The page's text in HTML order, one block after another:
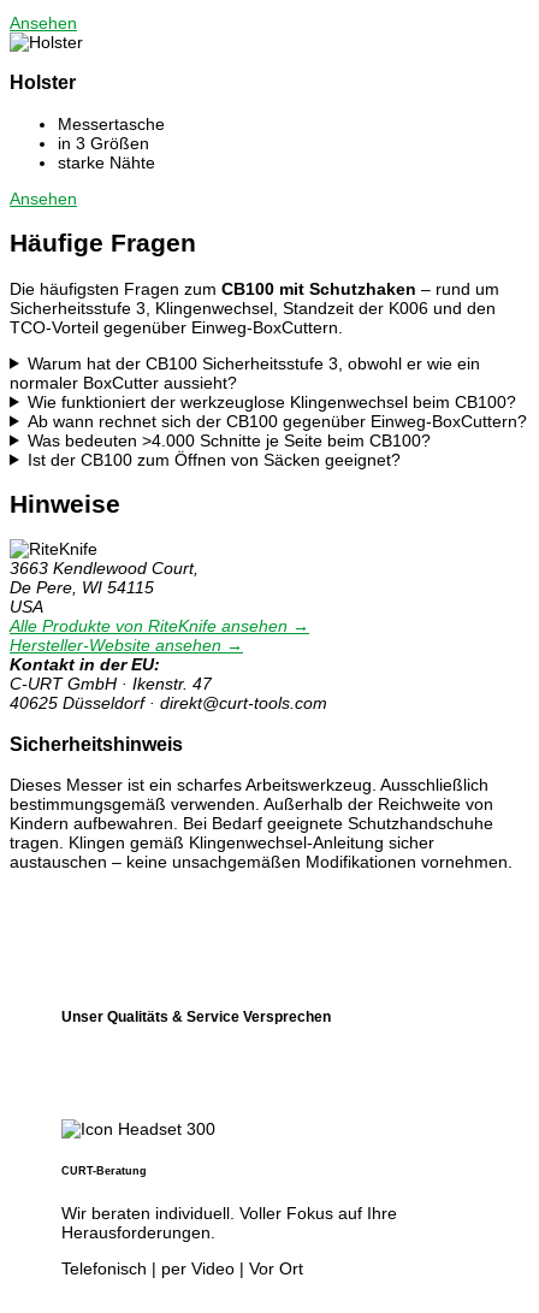
Ansehen
Holster
Messertasche
in 3 Größen
starke Nähte
Ansehen
Häufige Fragen
Die häufigsten Fragen zum CB100 mit Schutzhaken – rund um
Sicherheitsstufe 3, Klingenwechsel, Standzeit der K006 und den
TCO-Vorteil gegenüber Einweg-BoxCuttern.
Warum hat der CB100 Sicherheitsstufe 3, obwohl er wie ein
normaler BoxCutter aussieht?
Wie funktioniert der werkzeuglose Klingenwechsel beim CB100?
Ab wann rechnet sich der CB100 gegenüber Einweg-BoxCuttern?
Was bedeuten >4.000 Schnitte je Seite beim CB100?
Ist der CB100 zum Öffnen von Säcken geeignet?
Hinweise
3663 Kendlewood Court,
De Pere, WI 54115
USA
Alle Produkte von RiteKnife ansehen →
Hersteller-Website ansehen →
Kontakt in der EU:
C-URT GmbH · Ikenstr. 47
40625 Düsseldorf · direkt@curt-tools.com
Sicherheitshinweis
Dieses Messer ist ein scharfes Arbeitswerkzeug. Ausschließlich
bestimmungsgemäß verwenden. Außerhalb der Reichweite von
Kindern aufbewahren. Bei Bedarf geeignete Schutzhandschuhe
tragen. Klingen gemäß Klingenwechsel-Anleitung sicher
austauschen – keine unsachgemäßen Modifikationen vornehmen.
Unser Qualitäts & Service Versprechen
CURT-Beratung
Wir beraten individuell. Voller Fokus auf Ihre
Herausforderungen.
Telefonisch | per Video | Vor Ort